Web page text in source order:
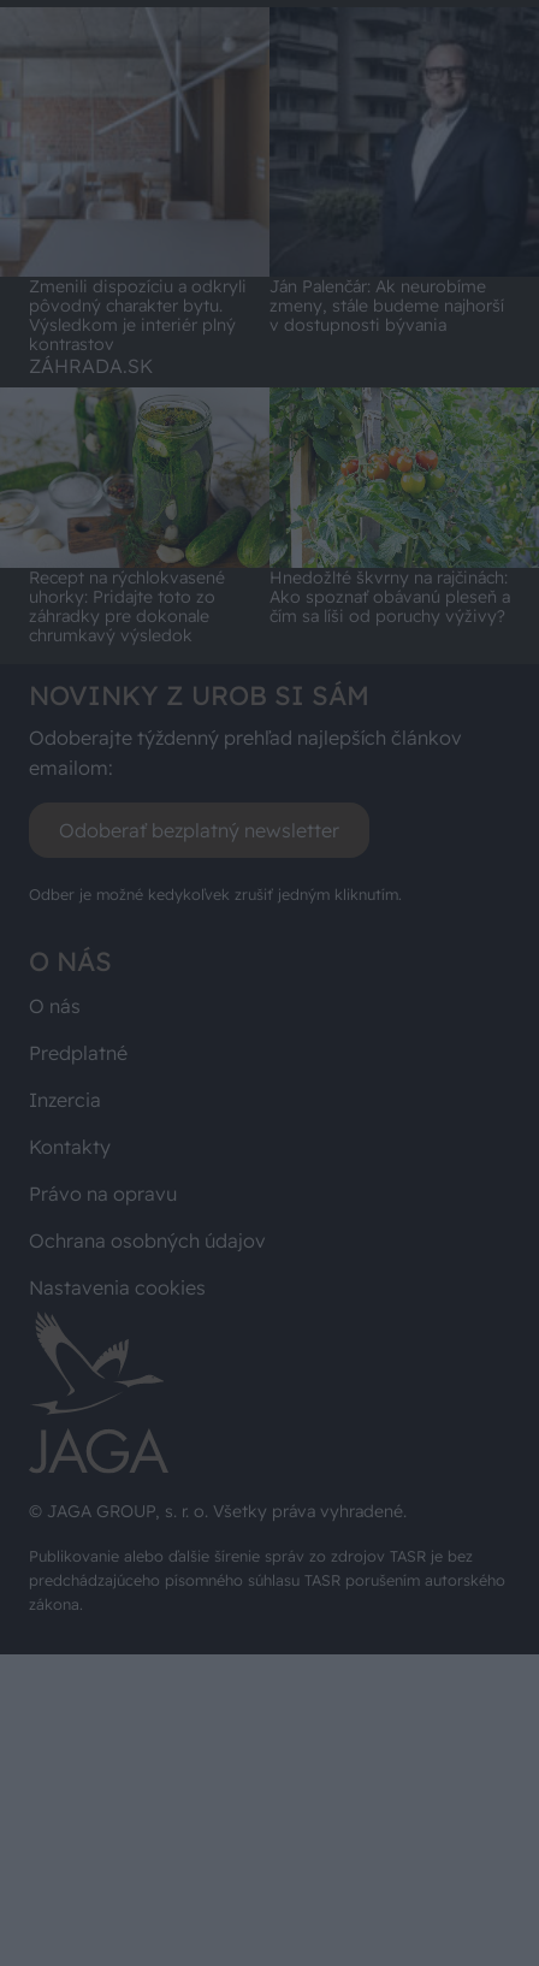
Zmenili dispozíciu a odkryli
pôvodný charakter bytu.
Výsledkom je interiér plný
kontrastov
Ján Palenčár: Ak neurobíme
zmeny, stále budeme najhorší
v dostupnosti bývania
ZÁHRADA.SK
Recept na rýchlokvasené
uhorky: Pridajte toto zo
záhradky pre dokonale
chrumkavý výsledok
Hnedožlté škvrny na rajčinách:
Ako spoznať obávanú pleseň a
čím sa líši od poruchy výživy?
© JAGA GROUP, s. r. o. Všetky práva vyhradené.
Publikovanie alebo ďalšie šírenie správ zo zdrojov TASR je bez
predchádzajúceho písomného súhlasu TASR porušením autorského
zákona.
O NÁS
O nás
Predplatné
Inzercia
Kontakty
Právo na opravu
Ochrana osobných údajov
Nastavenia cookies
NOVINKY Z UROB SI SÁM
Odoberajte týždenný prehľad najlepších článkov
emailom:
Odoberať bezplatný newsletter
Odber je možné kedykoľvek zrušiť jedným kliknutím.